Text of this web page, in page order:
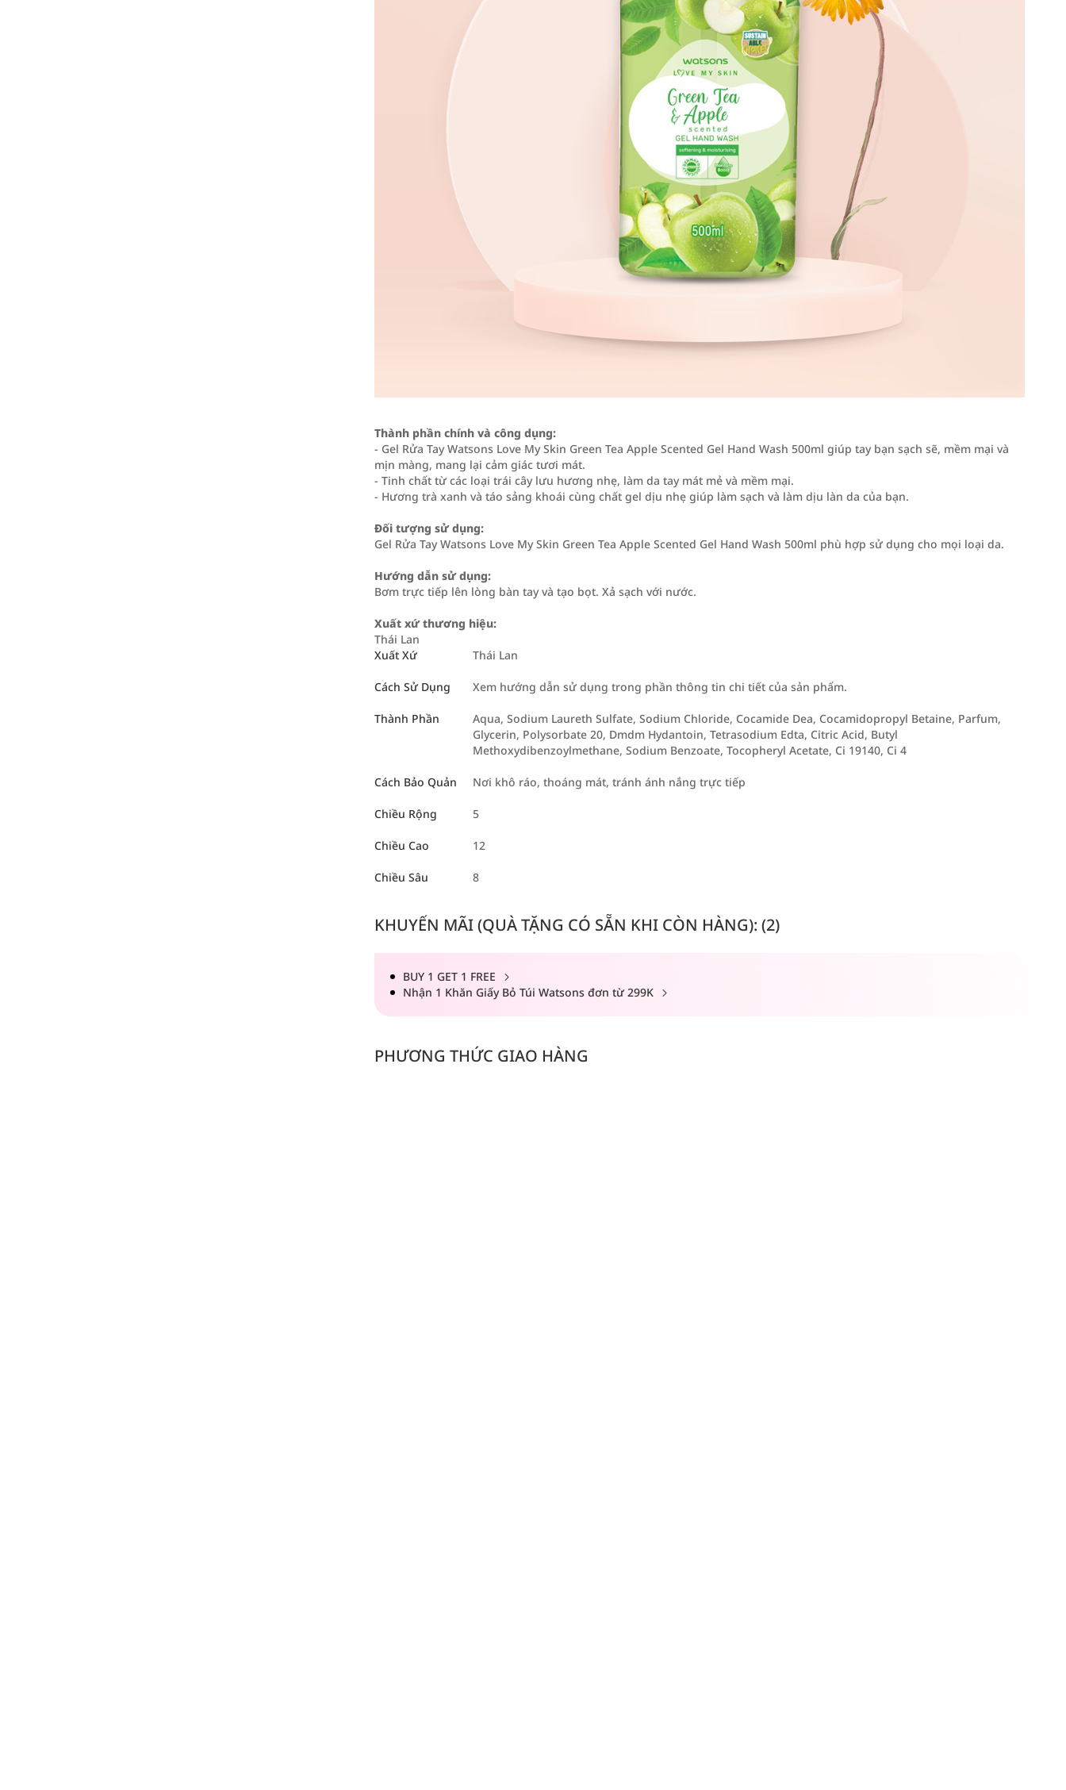
Thành phần chính và công dụng:
- Gel Rửa Tay Watsons Love My Skin Green Tea Apple Scented Gel Hand Wash 500ml giúp tay bạn sạch sẽ, mềm mại và
mịn màng, mang lại cảm giác tươi mát.
- Tinh chất từ các loại trái cây lưu hương nhẹ, làm da tay mát mẻ và mềm mại.
- Hương trà xanh và táo sảng khoái cùng chất gel dịu nhẹ giúp làm sạch và làm dịu làn da của bạn.
Đối tượng sử dụng:
Gel Rửa Tay Watsons Love My Skin Green Tea Apple Scented Gel Hand Wash 500ml phù hợp sử dụng cho mọi loại da.
Hướng dẫn sử dụng:
Bơm trực tiếp lên lòng bàn tay và tạo bọt. Xả sạch với nước.
Xuất xứ thương hiệu:
Thái Lan
Xuất Xứ
Thái Lan
Cách Sử Dụng Xem hướng dẫn sử dụng trong phần thông tin chi tiết của sản phẩm.
Thành Phần
Aqua, Sodium Laureth Sulfate, Sodium Chloride, Cocamide Dea, Cocamidopropyl Betaine, Parfum,
Glycerin, Polysorbate 20, Dmdm ​​Hydantoin, Tetrasodium Edta, Citric Acid, Butyl
Methoxydibenzoylmethane, Sodium Benzoate, Tocopheryl Acetate, Ci 19140, Ci 4
Cách Bảo Quản Nơi khô ráo, thoáng mát, tránh ánh nắng trực tiếp
Chiều Rộng 5
Chiều Cao 12
Chiều Sâu 8
KHUYẾN MÃI (QUÀ TẶNG CÓ SẴN KHI CÒN HÀNG): (2)
BUY 1 GET 1 FREE
Nhận 1 Khăn Giấy Bỏ Túi Watsons đơn từ 299K
PHƯƠNG THỨC GIAO HÀNG